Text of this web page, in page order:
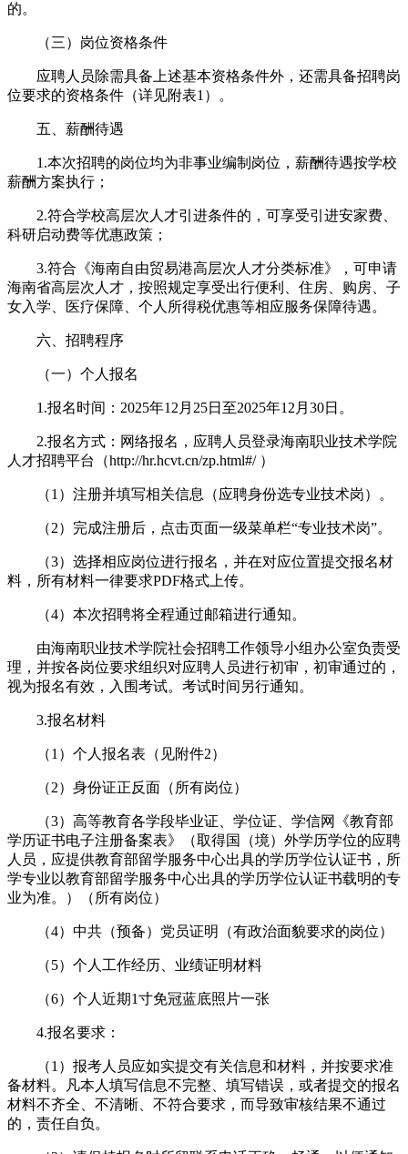
的。
（三）岗位资格条件
应聘人员除需具备上述基本资格条件外，还需具备招聘岗
位要求的资格条件（详见附表1）。
五、薪酬待遇
1.本次招聘的岗位均为非事业编制岗位，薪酬待遇按学校
薪酬方案执行；
2.符合学校高层次人才引进条件的，可享受引进安家费、
科研启动费等优惠政策；
3.符合《海南自由贸易港高层次人才分类标准》，可申请
海南省高层次人才，按照规定享受出行便利、住房、购房、子
女入学、医疗保障、个人所得税优惠等相应服务保障待遇。
六、招聘程序
（一）个人报名
1.报名时间：2025年12月25日至2025年12月30日。
2.报名方式：网络报名，应聘人员登录海南职业技术学院
人才招聘平台（http://hr.hcvt.cn/zp.html#/ ）
（1）注册并填写相关信息（应聘身份选专业技术岗）。
（2）完成注册后，点击页面一级菜单栏“专业技术岗”。
（3）选择相应岗位进行报名，并在对应位置提交报名材
料，所有材料一律要求PDF格式上传。
（4）本次招聘将全程通过邮箱进行通知。
由海南职业技术学院社会招聘工作领导小组办公室负责受
理，并按各岗位要求组织对应聘人员进行初审，初审通过的，
视为报名有效，入围考试。考试时间另行通知。
3.报名材料
（1）个人报名表（见附件2）
（2）身份证正反面（所有岗位）
（3）高等教育各学段毕业证、学位证、学信网《教育部
学历证书电子注册备案表》（取得国（境）外学历学位的应聘
人员，应提供教育部留学服务中心出具的学历学位认证书，所
学专业以教育部留学服务中心出具的学历学位认证书载明的专
业为准。）（所有岗位）
（4）中共（预备）党员证明（有政治面貌要求的岗位）
（5）个人工作经历、业绩证明材料
（6）个人近期1寸免冠蓝底照片一张
4.报名要求：
（1）报考人员应如实提交有关信息和材料，并按要求准
备材料。凡本人填写信息不完整、填写错误，或者提交的报名
材料不齐全、不清晰、不符合要求，而导致审核结果不通过
的，责任自负。